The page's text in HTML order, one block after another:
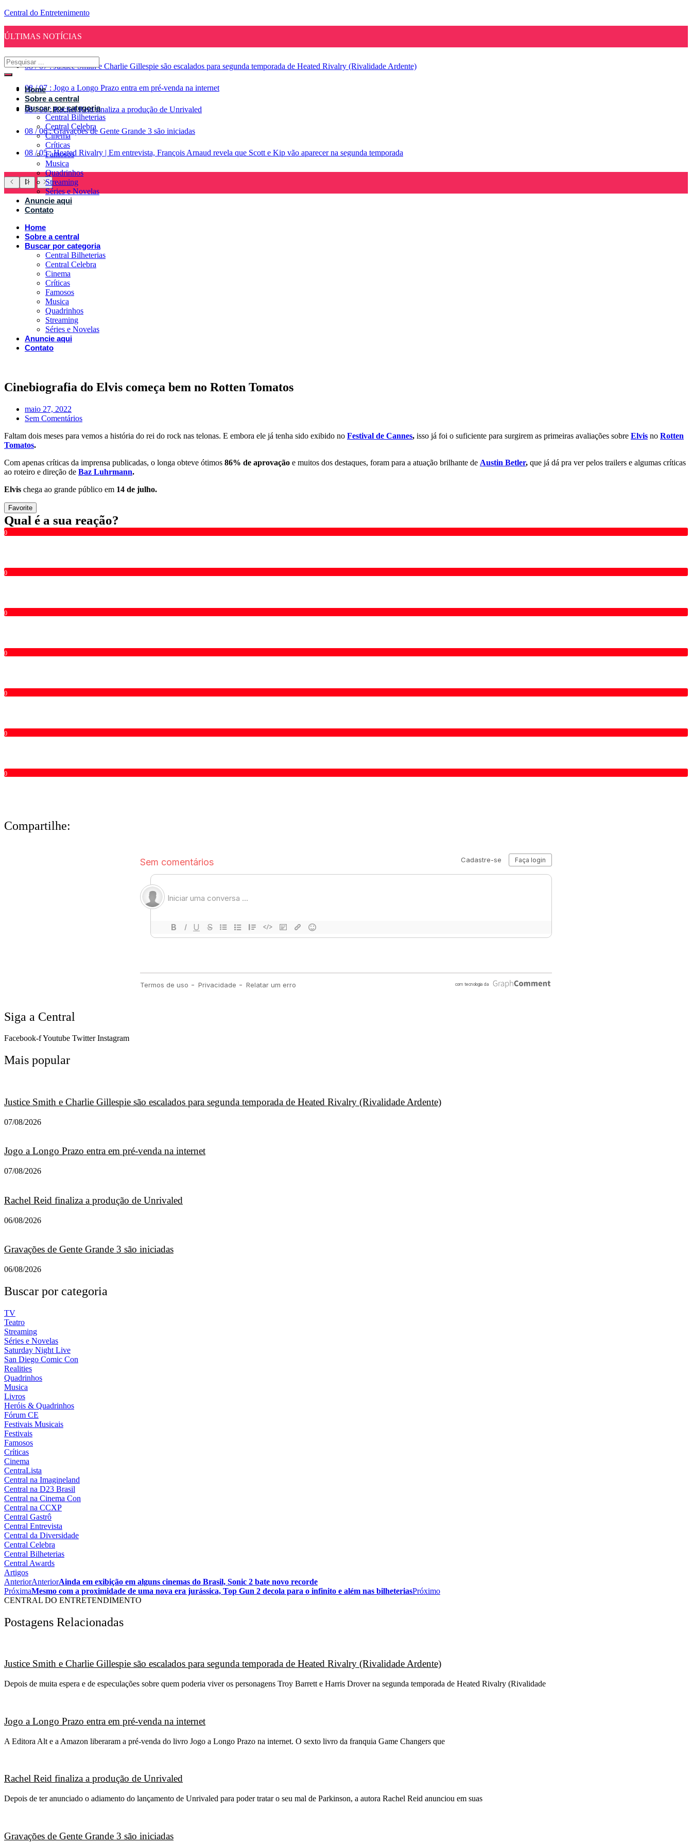
Central do Entretenimento
ÚLTIMAS NOTÍCIAS
08 / 07 : Justice Smith e Charlie Gillespie são escalados para segunda temporada de Heated Rivalry (Rivalidade Ardente)
08 / 07 : Jogo a Longo Prazo entra em pré-venda na internet
08 / 06 : Rachel Reid finaliza a produção de Unrivaled
08 / 06 : Gravações de Gente Grande 3 são iniciadas
08 / 05 : Heated Rivalry | Em entrevista, François Arnaud revela que Scott e Kip vão aparecer na segunda temporada
Home
Sobre a central
Buscar por categoria
Central Bilheterias
Central Celebra
Cinema
Críticas
Famosos
Musica
Quadrinhos
Streaming
Séries e Novelas
Anuncie aqui
Contato
Home
Sobre a central
Buscar por categoria
Central Bilheterias
Central Celebra
Cinema
Críticas
Famosos
Musica
Quadrinhos
Streaming
Séries e Novelas
Anuncie aqui
Contato
Cinebiografia do Elvis começa bem no Rotten Tomatos
maio 27, 2022
Sem Comentários
Faltam dois meses para vemos a história do rei do rock nas telonas. E embora ele já tenha sido exibido no Festival de Cannes, isso já foi o suficiente para surgirem as primeiras avaliações sobre Elvis no Rotten
Tomatos.
Com apenas críticas da imprensa publicadas, o longa obteve ótimos 86% de aprovação e muitos dos destaques, foram para a atuação brilhante de Austin Betler, que já dá pra ver pelos trailers e algumas críticas
ao roteiro e direção de Baz Luhrmann.
Elvis chega ao grande público em 14 de julho.
Favorite
Qual é a sua reação?
0
0
0
0
0
0
0
Compartilhe:
Siga a Central
Facebook-fYoutube Twitter Instagram
Mais popular
Justice Smith e Charlie Gillespie são escalados para segunda temporada de Heated Rivalry (Rivalidade Ardente)
07/08/2026
Jogo a Longo Prazo entra em pré-venda na internet
07/08/2026
Rachel Reid finaliza a produção de Unrivaled
06/08/2026
Gravações de Gente Grande 3 são iniciadas
06/08/2026
Buscar por categoria
TV
Teatro
Streaming
Séries e Novelas
Saturday Night Live
San Diego Comic Con
Realities
Quadrinhos
Musica
Livros
Heróis & Quadrinhos
Fórum CE
Festivais Musicais
Festivais
Famosos
Críticas
Cinema
CentraLista
Central na Imagineland
Central na D23 Brasil
Central na Cinema Con
Central na CCXP
Central Gastrô
Central Entrevista
Central da Diversidade
Central Celebra
Central Bilheterias
Central Awards
Artigos
AnteriorAnteriorAinda em exibição em alguns cinemas do Brasil, Sonic 2 bate novo recorde
PróximaMesmo com a proximidade de uma nova era jurássica, Top Gun 2 decola para o infinito e além nas bilheteriasPróximo
CENTRAL DO ENTRETENDIMENTO
Postagens Relacionadas
Justice Smith e Charlie Gillespie são escalados para segunda temporada de Heated Rivalry (Rivalidade Ardente)
Depois de muita espera e de especulações sobre quem poderia viver os personagens Troy Barrett e Harris Drover na segunda temporada de Heated Rivalry (Rivalidade
Jogo a Longo Prazo entra em pré-venda na internet
A Editora Alt e a Amazon liberaram a pré-venda do livro Jogo a Longo Prazo na internet. O sexto livro da franquia Game Changers que
Rachel Reid finaliza a produção de Unrivaled
Depois de ter anunciado o adiamento do lançamento de Unrivaled para poder tratar o seu mal de Parkinson, a autora Rachel Reid anunciou em suas
Gravações de Gente Grande 3 são iniciadas